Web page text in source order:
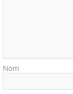
Nom